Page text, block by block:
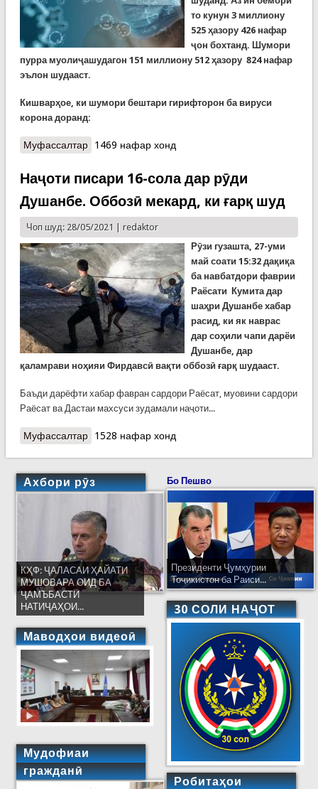
то кунун 3 миллиону
525 ҳазору 426 нафар
ҷон бохтанд. Шумори
пурра муолиҷашудагон 151 миллиону512ҳазору 824 нафар
эълон шудааст.
Кишварҳое, ки шумори бештари гирифторон ба вируси
корона доранд:
Муфассалтаро COVID-19: Шумори ҷонбохтагон дар олам аз
1469 нафар хонд
Наҷоти писари 16-сола дар рӯди
Душанбе. Оббозӣ мекард, ки ғарқ шуд
Чоп шуд: 28/05/2021 | redaktor
Рӯзи гузашта, 27-уми
май соати 15:32 дақиқа
ба навбатдори фаврии
Раёсати Кумита дар
шаҳри Душанбехабар
расид, ки як наврас
дар соҳили чапи дарёи
Душанбе, дар
қаламрави ноҳияи Фирдавсӣ вақти оббозӣ ғарқ шудааст.
Баъди дарёфти хабар фавран сардори Раёсат, муовини сардори
Раёсат ва Дастаи махсуси зудамали наҷоти...
Муфассалтаро Наҷоти писари 16-сола дар рӯди Душанбе.
1528 нафар хонд
Ахбори рӯз
КҲФ: ҶАЛАСАИ ҲАЙАТИ
МУШОВАРА ОИД БА
ҶАМЪБАСТИ
НАТИҶАҲОИ...
Маводҳои видеоӣ
Мудофиаи
гражданӣ
Бо Пешво
Президенти Ҷумҳурии
Тоҷикистон ба Раиси...
30 СОЛИ НАҶОТ
Робитаҳои